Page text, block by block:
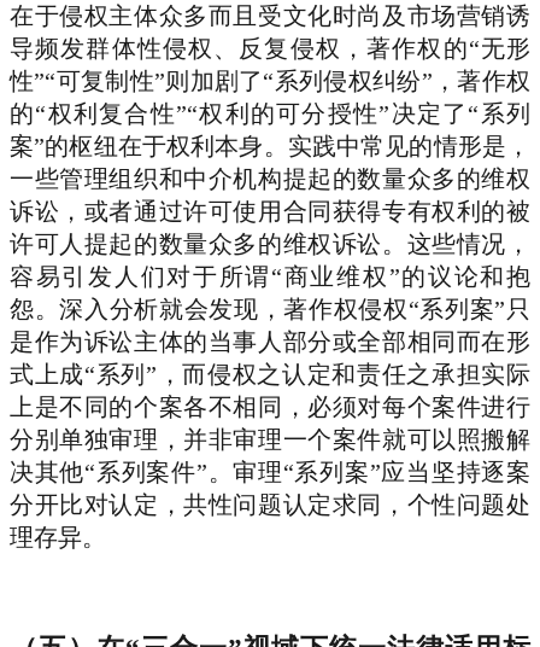
在于侵权主体众多而且受文化时尚及市场营销诱
导频发群体性侵权、反复侵权，著作权的“无形
性”“可复制性”则加剧了“系列侵权纠纷”，著作权
的“权利复合性”“权利的可分授性”决定了“系列
案”的枢纽在于权利本身。实践中常见的情形是，
一些管理组织和中介机构提起的数量众多的维权
诉讼，或者通过许可使用合同获得专有权利的被
许可人提起的数量众多的维权诉讼。这些情况，
容易引发人们对于所谓“商业维权”的议论和抱
怨。深入分析就会发现，著作权侵权“系列案”只
是作为诉讼主体的当事人部分或全部相同而在形
式上成“系列”，而侵权之认定和责任之承担实际
上是不同的个案各不相同，必须对每个案件进行
分别单独审理，并非审理一个案件就可以照搬解
决其他“系列案件”。审理“系列案”应当坚持逐案
分开比对认定，共性问题认定求同，个性问题处
理存异。